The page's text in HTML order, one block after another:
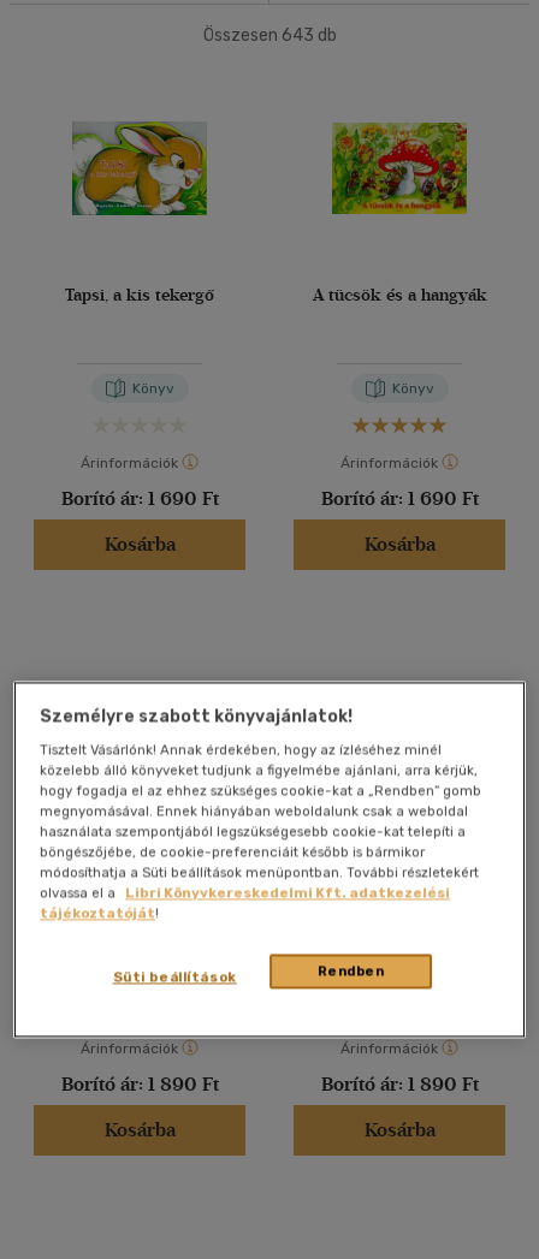
0 - 3 év(466)
3 - 6 év (71)
mind(78)
6 -10 év(1)
Felnőtt(12)
Nyelv szerint
Magyar (631)
Angol(2)
Vélemény szerint
(82)
(23)
(7)
(3)
(1)
(527)
Alkalmaz
Összesen 643 db
Tapsi, a kis tekergő
Könyv
Árinformációk
Borító ár: 1 690 Ft
Kosárba
A tücsök és a hangyák
Könyv
Árinformációk
Borító ár: 1 690 Ft
Kosárba
Nyuszikák
Könyv
Árinformációk
Borító ár: 1 890 Ft
Kosárba
Kis kacsa fürdik
Árinformációk
Borító ár: 1 890 Ft
Kosárba
Személyre szabott könyvajánlatok!
Tisztelt Vásárlónk! Annak érdekében, hogy az ízléséhez minél
közelebb álló könyveket tudjunk a figyelmébe ajánlani, arra kérjük,
hogy fogadja el az ehhez szükséges cookie-kat a „Rendben” gomb
megnyomásával. Ennek hiányában weboldalunk csak a weboldal
használata szempontjából legszükségesebb cookie-kat telepíti a
böngészőjébe, de cookie-preferenciáit később is bármikor
módosíthatja a Süti beállítások menüpontban. További részletekért
olvassa el a
Libri Könyvkereskedelmi Kft. adatkezelési
tájékoztatóját!
Rendben
Süti beállítások